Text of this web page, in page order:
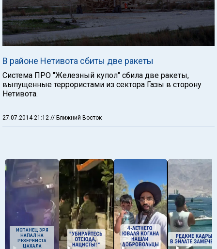
В районе Нетивота сбиты две ракеты
Система ПРО "Железный купол" сбила две ракеты,
выпущенные террористами из сектора Газы в сторону
Нетивота.
27.07.2014 21:12 // Ближний Восток
ИСПАНЕЦ ЗРЯ
НАПАЛ НА
РЕЗЕРВИСТА
ЦАХАЛА